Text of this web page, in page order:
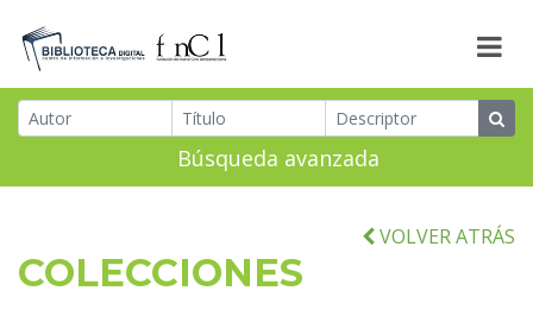
Búsqueda avanzada
VOLVER ATRÁS
COLECCIONES